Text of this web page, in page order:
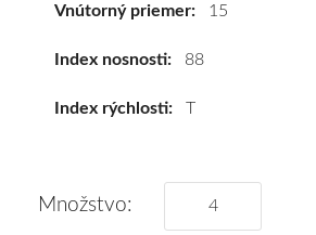
pneumatiky
na
Vnútorný priemer: 15
Index nosnosti: 88
Index rýchlosti: T
Množstvo: